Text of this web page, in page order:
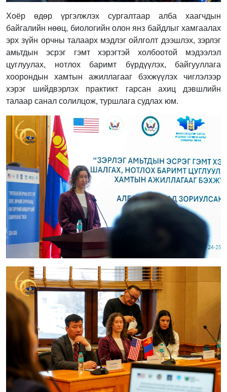
Хоёр өдөр үргэлжлэх сургалтаар алба хаагчдын
байгалийн нөөц, биологийн олон янз байдлыг хамгаалах
эрх зүйн орчны талаарх мэдлэг ойлголт дээшлэх, зэрлэг
амьтдын эсрэг гэмт хэрэгтэй холбоотой мэдээлэл
цуглуулах, нотлох баримт бүрдүүлэх, байгууллага
хоорондын хамтын ажиллагааг бэхжүүлэх чиглэлээр
хэрэг шийдвэрлэх практикт гарсан ахиц дэвшлийн
талаар санал солилцож, туршлага судлах юм.